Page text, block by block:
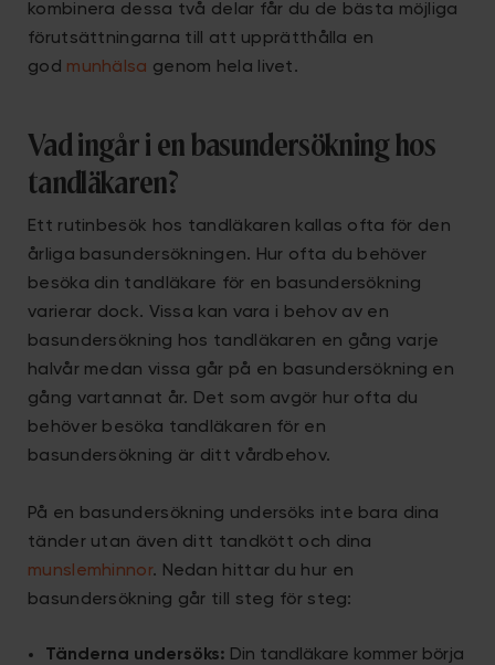
kombinera dessa två delar får du de bästa möjliga
förutsättningarna till att upprätthålla en
god munhälsa genom hela livet.
Vad ingår i en basundersökning hos
tandläkaren?
Ett rutinbesök hos tandläkaren kallas ofta för den
årliga basundersökningen. Hur ofta du behöver
besöka din tandläkare för en basundersökning
varierar dock. Vissa kan vara i behov av en
basundersökning hos tandläkaren en gång varje
halvår medan vissa går på en basundersökning en
gång vartannat år. Det som avgör hur ofta du
behöver besöka tandläkaren för en
basundersökning är ditt vårdbehov.
På en basundersökning undersöks inte bara dina
tänder utan även ditt tandkött och dina
munslemhinnor. Nedan hittar du hur en
basundersökning går till steg för steg:
Tänderna undersöks: Din tandläkare kommer börja